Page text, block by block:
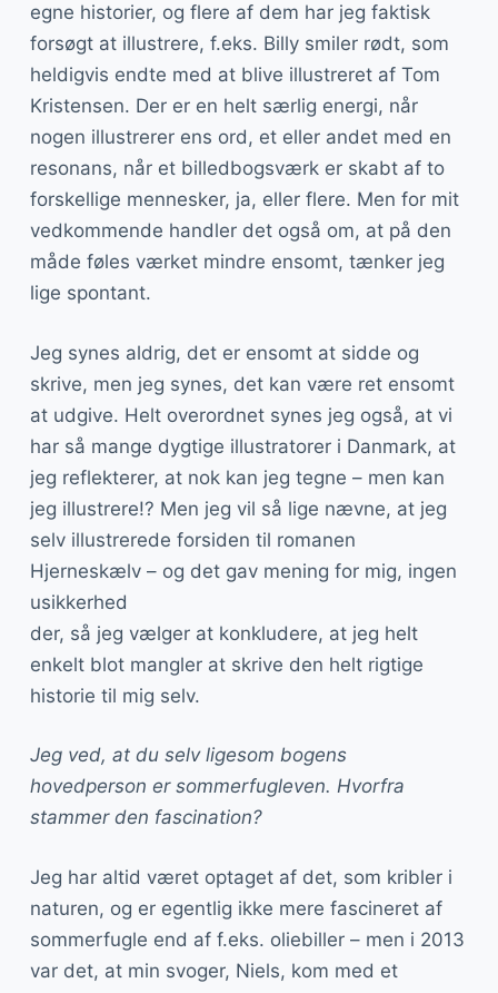
egne historier, og flere af dem har jeg faktisk
forsøgt at illustrere, f.eks. Billy smiler rødt, som
heldigvis endte med at blive illustreret af Tom
Kristensen. Der er en helt særlig energi, når
nogen illustrerer ens ord, et eller andet med en
resonans, når et billedbogsværk er skabt af to
forskellige mennesker, ja, eller flere. Men for mit
vedkommende handler det også om, at på den
måde føles værket mindre ensomt, tænker jeg
lige spontant.
Jeg synes aldrig, det er ensomt at sidde og
skrive, men jeg synes, det kan være ret ensomt
at udgive. Helt overordnet synes jeg også, at vi
har så mange dygtige illustratorer i Danmark, at
jeg reflekterer, at nok kan jeg tegne – men kan
jeg illustrere!? Men jeg vil så lige nævne, at jeg
selv illustrerede forsiden til romanen
Hjerneskælv – og det gav mening for mig, ingen
usikkerhed
der, så jeg vælger at konkludere, at jeg helt
enkelt blot mangler at skrive den helt rigtige
historie til mig selv.
Jeg ved, at du selv ligesom bogens
hovedperson er sommerfugleven. Hvorfra
stammer den fascination?
Jeg har altid været optaget af det, som kribler i
naturen, og er egentlig ikke mere fascineret af
sommerfugle end af f.eks. oliebiller – men i 2013
var det, at min svoger, Niels, kom med et